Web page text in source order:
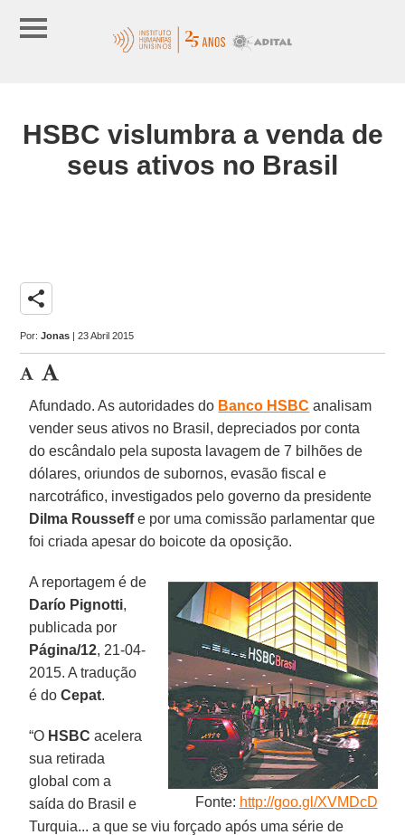
HSBC vislumbra a venda de
seus ativos no Brasil
share
Por:Jonas | 23 Abril 2015
Afundado. As autoridades do Banco HSBC analisam
vender seus ativos no Brasil, depreciados por conta
do escândalo pela suposta lavagem de 7 bilhões de
dólares, oriundos de subornos, evasão fiscal e
narcotráfico, investigados pelo governo da presidente
Dilma Rousseffe por uma comissão parlamentar que
foi criada apesar do boicote da oposição.
Fonte: http://goo.gl/XVMDcD
A reportagem é de
Darío Pignotti,
publicada por
Página/12, 21-04-
2015. A tradução
é doCepat.
“O HSBC acelera
sua retirada
global com a
saída do Brasil e
Turquia... a que se viu forçado após uma série de